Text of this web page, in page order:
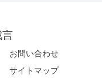
言
お問い合わせ
サイトマップ